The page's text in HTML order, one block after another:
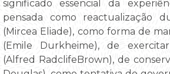
significado essencial da
pensada como reactualização
(Mircea Eliade), como forma de
(Emile Durkheime), de
(Alfred RadclifeBrown), de